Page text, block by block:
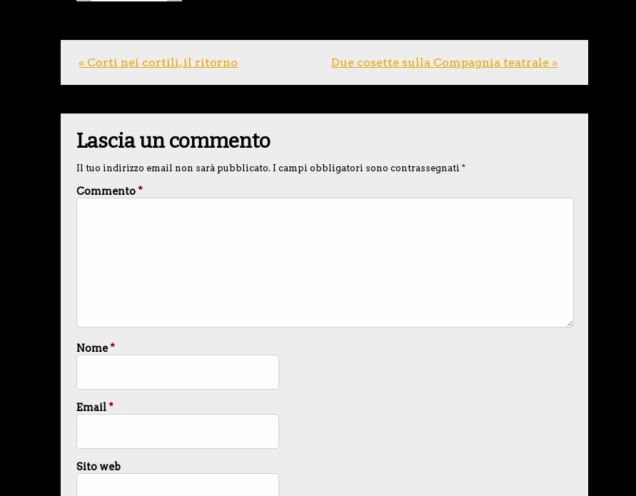
« Corti nei cortili, il ritorno Due cosette sulla Compagnia teatrale »
Lascia un commento
Il tuo indirizzo email non sarà pubblicato. I campi obbligatori sono contrassegnati *
Commento*
Nome*
Email*
Sito web